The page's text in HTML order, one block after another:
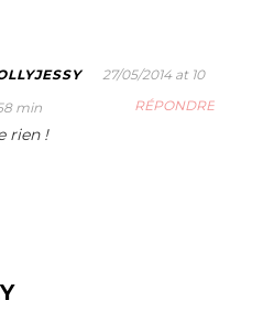
27/05/2014 at 10
min
RÉPONDRE
rien !